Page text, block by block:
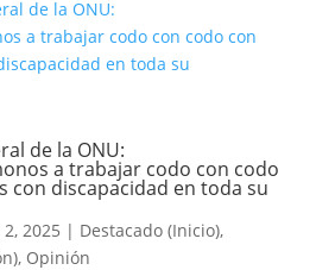
de la ONU:
a trabajar codo con codo
con discapacidad en toda su
2, 2025 | Destacado (Inicio),
, Opinión